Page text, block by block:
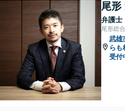
尾形
弁護士
尾形総
武雄
らも
受付